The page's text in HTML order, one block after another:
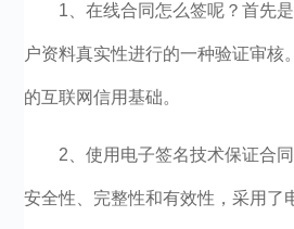
1、在线合同怎么签呢？首先
户资料真实性进行的一种验证审核
的互联网信用基础。
2、使用电子签名技术保证合
安全性、完整性和有效性，采用了